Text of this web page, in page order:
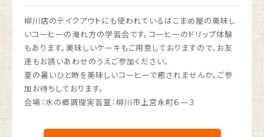
柳川店のテイクアウトにも使われているはこまめ屋の美味し
いコーヒーの淹れ方の学習会です。コーヒーのドリップ体験
もあります。美味しいケーキもご用意しておりますので、お友
達もお誘いあわせのうえご参加ください。
夏の暑いひと時を美味しいコーヒーで癒されませんか。ご参
加お待ちしております。
会場：水の郷調理実習室：柳川市上宮永町６―３